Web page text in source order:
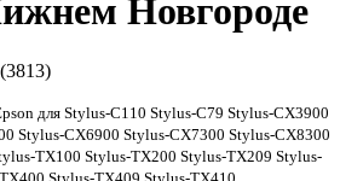
Новгороде
для Stylus-C110 Stylus-C79 Stylus-CX3900
Stylus-CX6900 Stylus-CX7300 Stylus-CX8300
TX100 Stylus-TX200 Stylus-TX209 Stylus-